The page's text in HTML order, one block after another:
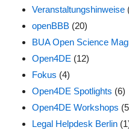
Veranstaltungshinweise
openBBB (20)
BUA Open Science
Open4DE (12)
Fokus (4)
Open4DE Spotlights (6)
Open4DE Workshops
Legal Helpdesk Berlin